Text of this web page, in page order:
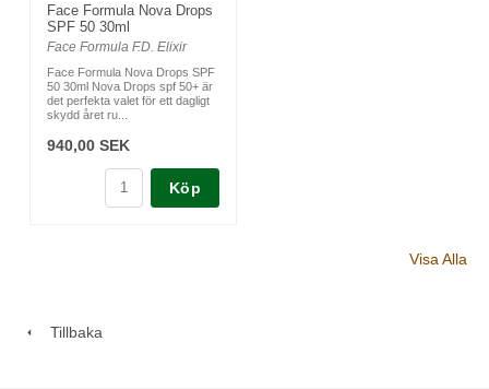
Face Formula Nova Drops
SPF 50 30ml
Face Formula F.D. Elixir
Face Formula Nova Drops SPF
50 30ml Nova Drops spf 50+ är
det perfekta valet för ett dagligt
skydd året ru...
940,00 SEK
Köp
Visa Alla
Tillbaka